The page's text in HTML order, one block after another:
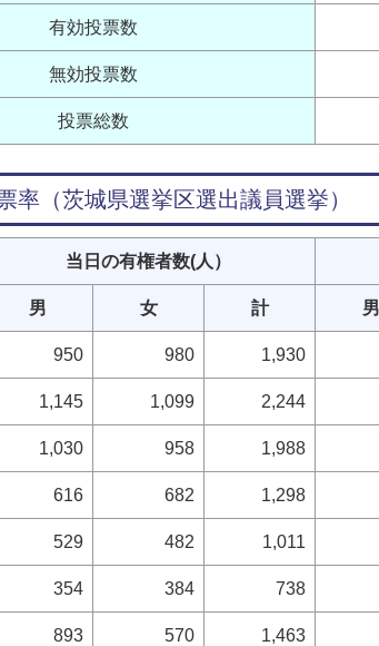
有効投票数
無効投票数
投票総数
率（茨城県選挙区選出議員選挙）
当日の有権者数(人）
男 女 計 男
950 980 1,930
1,145 1,099 2,244
1,030 958 1,988
616 682 1,298
529 482 1,011
354 384 738
893 570 1,463